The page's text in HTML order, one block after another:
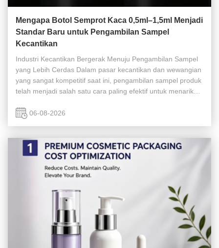
Mengapa Botol Semprot Kaca 0,5ml–1,5ml Menjadi
Standar Baru untuk Pengambilan Sampel
Kecantikan
Industri Kecantikan Bergerak Menuju Pengambilan Sampel
yang Lebih Cerdas Dalam pasar kecantikan dan wewangian
yang sangat kompetitif saat ini, pengambilan sampel produk
telah menjadi salah satu cara paling efektif untuk menarik
merek parfum ...
06-08-2026